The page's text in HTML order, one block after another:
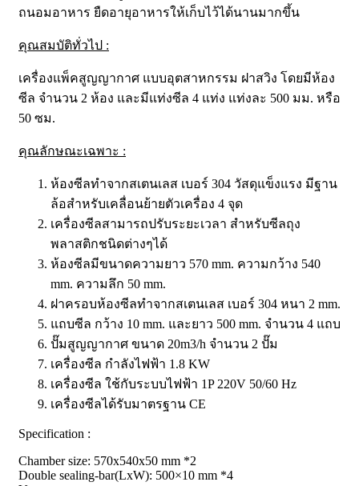
ถนอมอาหาร ยืดอายุอาหารให้เก็บไว้ได้นานมากขึ้น
คุณสมบัติทั่วไป :
เครื่องแพ็คสูญญากาศ แบบอุตสาหกรรม ฝาสวิง โดยมีห้อง
ซีล จำนวน 2 ห้อง และมีแท่งซีล 4 แท่ง แท่งละ 500 มม. หรือ
50 ซม.
คุณลักษณะเฉพาะ :
ห้องซีลทำจากสเตนเลส เบอร์ 304 วัสดุแข็งแรง มีฐาน
ล้อสำหรับเคลื่อนย้ายตัวเครื่อง 4 จุด
เครื่องซีลสามารถปรับระยะเวลา สำหรับซีลถุง
พลาสติกชนิดต่างๆได้
ห้องซีลมีขนาดความยาว 570 mm. ความกว้าง 540
mm. ความลึก 50 mm.
ฝาครอบห้องซีลทำจากสเตนเลส เบอร์ 304 หนา 2 mm.
แถบซีล กว้าง 10 mm. และยาว 500 mm. จำนวน 4 แถบ
ปั๊มสูญญากาศ ขนาด 20m3/h จำนวน 2 ปั๊ม
เครื่องซีล กำลังไฟฟ้า 1.8 KW
เครื่องซีล ใช้กับระบบไฟฟ้า 1P 220V 50/60 Hz
เครื่องซีลได้รับมาตรฐาน CE
Specification :
Chamber size: 570x540x50 mm *2
Double sealing-bar(LxW): 500×10 mm *4